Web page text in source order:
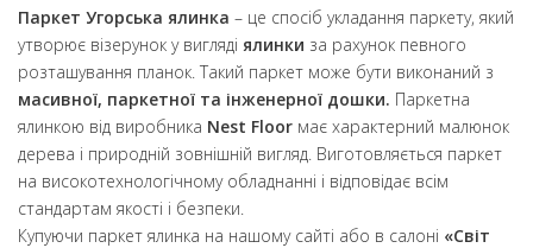
Паркет Угорська ялинка – це спосіб укладання паркету, який
утворює візерунок у вигляді ялинки за рахунок певного
розташування планок. Такий паркет може бути виконаний з
масивної, паркетної та інженерної дошки. Паркетна
ялинкою від виробника Nest Floor має характерний малюнок
дерева і природній зовнішній вигляд. Виготовляється паркет
на високотехнологічному обладнанні і відповідає всім
стандартам якості і безпеки.
Купуючи паркет ялинка на нашому сайті або в салоні «Світ